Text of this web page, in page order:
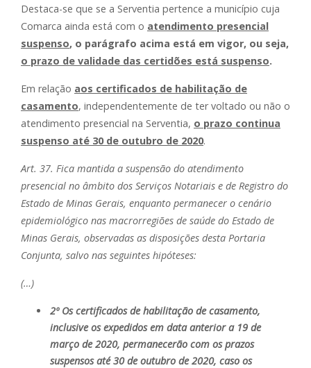
Destaca-se que se a Serventia pertence a município cuja
Comarca ainda está com o atendimento presencial
suspenso, o parágrafo acima está em vigor, ou seja,
o prazo de validade das certidões está suspenso.
Em relação aos certificados de habilitação de
casamento, independentemente de ter voltado ou não o
atendimento presencial na Serventia, o prazo continua
suspenso até 30 de outubro de 2020.
Art. 37. Fica mantida a suspensão do atendimento
presencial no âmbito dos Serviços Notariais e de Registro do
Estado de Minas Gerais, enquanto permanecer o cenário
epidemiológico nas macrorregiões de saúde do Estado de
Minas Gerais, observadas as disposições desta Portaria
Conjunta, salvo nas seguintes hipóteses:
(…)
2º Os certificados de habilitação de casamento,
inclusive os expedidos em data anterior a 19 de
março de 2020, permanecerão com os prazos
suspensos até 30 de outubro de 2020, caso os